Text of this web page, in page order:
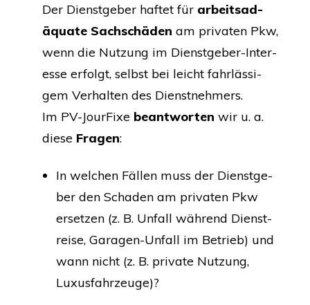
Der Dienst­ge­ber haf­tet für arbeits­ad­
äqua­te Sach­schä­den am pri­va­ten Pkw,
wenn die Nut­zung im Dienst­ge­ber-Inter­
es­se erfolgt, selbst bei leicht fahr­läs­si­
gem Ver­hal­ten des Dienst­neh­mers.
Im PV-Jour­Fi­xe beant­wor­ten wir u. a.
die­se Fra­gen:
In wel­chen Fäl­len muss der Dienst­ge­
ber den Scha­den am pri­va­ten Pkw
erset­zen (z. B. Unfall wäh­rend Dienst­
rei­se, Gara­gen-Unfall im Betrieb) und
wann nicht (z. B. pri­va­te Nut­zung,
Luxusfahrzeuge)?